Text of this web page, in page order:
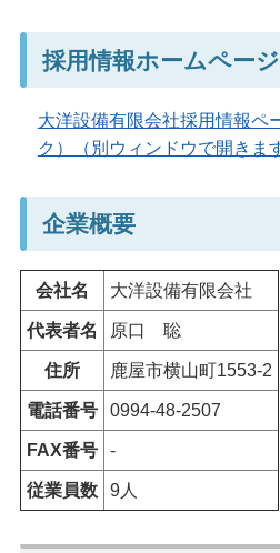
採用情報ホームページ
大洋設備有限会社採用情報ペ
ク）（別ウィンドウで開きま
企業概要
会社名 大洋設備有限会社
代表者名 原口 聡
住所 鹿屋市横山町1553-2
電話番号 0994-48-2507
FAX番号 -
従業員数 9人